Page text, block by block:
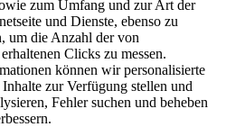
zum Umfang und zur Art der
und Dienste, ebenso zu
um die Anzahl der von
Clicks zu messen.
können wir personalisierte
zur Verfügung stellen und
Fehler suchen und beheben